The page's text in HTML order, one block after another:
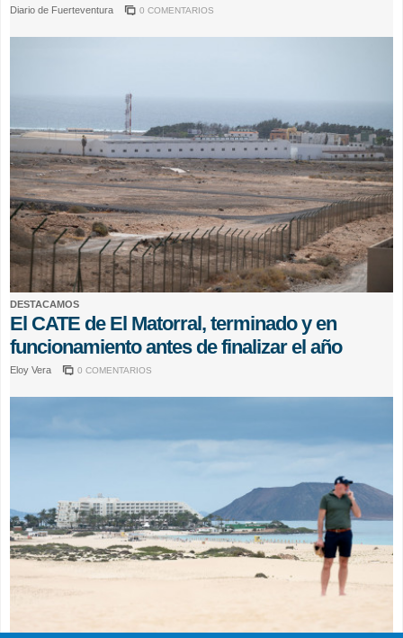
Diario de Fuerteventura 0 COMENTARIOS
DESTACAMOS
El CATE de El Matorral, terminado y en
funcionamiento antes de finalizar el año
Eloy Vera 0 COMENTARIOS